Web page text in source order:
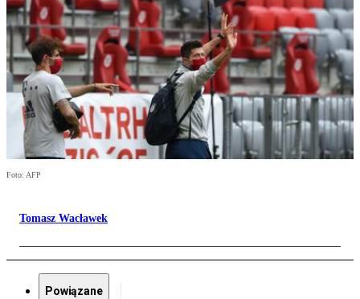
Foto: AFP
Tomasz Wacławek
Powiązane